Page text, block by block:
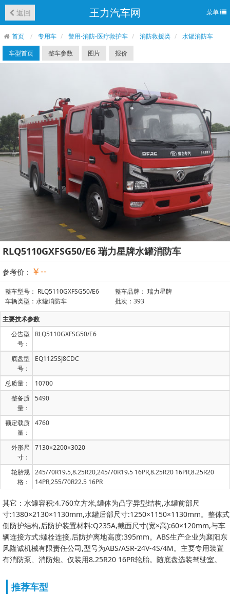
返回 王力汽车网 菜单
首页 专用车 警用-消防-医疗救护车 消防救援类
水罐消防车
车型首页
整车参数 图片 报价
RLQ5110GXFSG50/E6 瑞力星牌水罐消防车
参考价： ￥--
整车型号： RLQ5110GXFSG50/E6
整车品牌： 瑞力星牌
车辆类型：水罐消防车
批次：393
主要技术参数
公告型
号：
RLQ5110GXFSG50/E6
底盘型
号：
EQ1125SJ8CDC
总质量：
10700
整备质
量：
5490
额定载质
量：
4760
外形尺
寸：
7130×2200×3020
轮胎规
格：
245/70R19.5,8.25R20,245/70R19.5 16PR,8.25R20 16PR,8.25R20
14PR,255/70R22.5 16PR
其它：水罐容积:4.760立方米,罐体为凸字异型结构,水罐前部尺
寸:1380×2130×1130mm,水罐后部尺寸:1250×1150×1130mm。整体式
侧防护结构,后防护装置材料:Q235A,截面尺寸(宽×高):60×120mm,与车
辆连接方式:螺栓连接,后防护离地高度:395mm。ABS生产企业为襄阳东
风隆诚机械有限责任公司,型号为ABS/ASR-24V-4S/4M。主要专用装置
有消防泵、消防炮。仅装用8.25R20 16PR轮胎。随底盘选装驾驶室。
推荐车型